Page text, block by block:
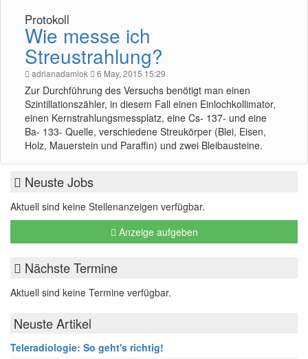
Protokoll
Wie messe ich
Streustrahlung?
adrianadamiok 6 May, 2015 15:29
Zur Durchführung des Versuchs benötigt man einen
Szintillationszähler, in diesem Fall einen Einlochkollimator,
einen Kernstrahlungsmessplatz, eine Cs- 137- und eine
Ba- 133- Quelle, verschiedene Streukörper (Blei, Eisen,
Holz, Mauerstein und Paraffin) und zwei Bleibausteine.
Neuste Jobs
Aktuell sind keine Stellenanzeigen verfügbar.
Anzeige aufgeben
Nächste Termine
Aktuell sind keine Termine verfügbar.
Neuste Artikel
Teleradiologie: So geht's richtig!